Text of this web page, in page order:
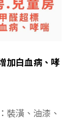
加白血病、哮
裝潢、油漆、